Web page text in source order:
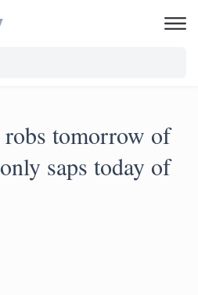
tomorrow of
saps today of